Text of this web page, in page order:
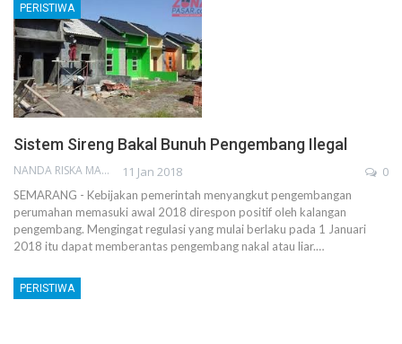
PERISTIWA
Sistem Sireng Bakal Bunuh Pengembang Ilegal
NANDA RISKA MAHENDRA 11 Jan 2018 0
SEMARANG - Kebijakan pemerintah menyangkut pengembangan
perumahan memasuki awal 2018 direspon positif oleh kalangan
pengembang. Mengingat regulasi yang mulai berlaku pada 1 Januari
2018 itu dapat memberantas pengembang nakal atau liar.…
PERISTIWA